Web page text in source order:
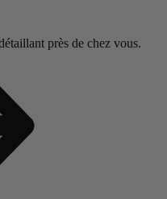
près de chez vous.